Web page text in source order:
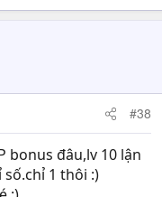
#38
bonus đâu,lv 10 lận
số.chỉ 1 thôi :)